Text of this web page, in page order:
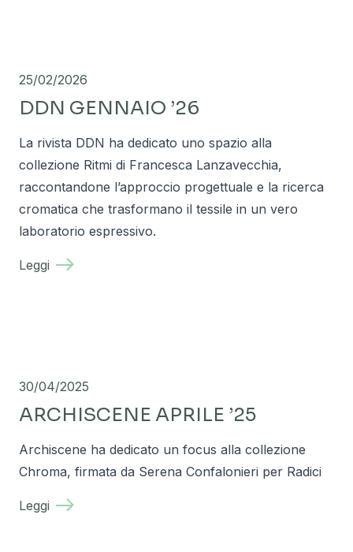
25/02/2026
DDN GENNAIO ’26
La rivista DDN ha dedicato uno spazio alla
collezione Ritmi di Francesca Lanzavecchia,
raccontandone l’approccio progettuale e la ricerca
cromatica che trasformano il tessile in un vero
laboratorio espressivo.
Leggi
30/04/2025
ARCHISCENE APRILE ’25
Archiscene ha dedicato un focus alla collezione
Chroma, firmata da Serena Confalonieri per Radici
Leggi